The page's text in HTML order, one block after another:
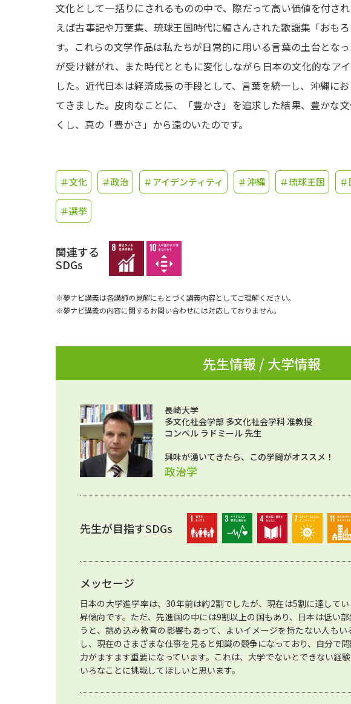
文化として一括りにされるものの中で、際だって高い価値を付さ
えば古事記や万葉集、琉球王国時代に編さんされた歌謡集「おも
す。これらの文学作品は私たちが日常的に用いる言葉の土台とな
が受け継がれ、また時代とともに変化しながら日本の文化的なア
した。近代日本は経済成長の手段として、言葉を統一し、沖縄に
てきました。皮肉なことに、「豊かさ」を追求した結果、豊かな
くし、真の「豊かさ」から遠のいたのです。
＃文化 ＃政治 ＃アイデンティティ ＃沖縄 ＃琉球王国
＃選挙
関連する
SDGs
※夢ナビ講義は各講師の見解にもとづく講義内容としてご理解ください。
※夢ナビ講義の内容に関するお問い合わせには対応しておりません。
先生情報 / 大学情報
長崎大学
多文化社会学部 多文化社会学科 准教授
コンペル ラドミール 先生
興味が湧いてきたら、この学問がオススメ！
政治学
先生が目指すSDGs
メッセージ
日本の大学進学率は、30年前は約2割でしたが、現在は5割に達して
昇傾向です。ただ、先進国の中には9割以上の国もあり、日本は低い
うと、詰め込み教育の影響もあって、よいイメージを持たない人も
し、現在のさまざまな仕事を見ると知識の競争になっており、自分で
力がますます重要になっています。これは、大学でないとできない経
いろなことに挑戦してほしいと思います。